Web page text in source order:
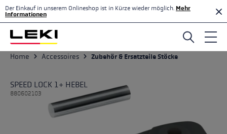
Zum Hauptinhalt springen
Der Einkauf in unserem Onlineshop ist in Kürze wieder möglich. Mehr
Informationen
Home Accessoires Zubehör & Ersatzteile Stöcke
SPEED LOCK 1+ HEBEL
880602103